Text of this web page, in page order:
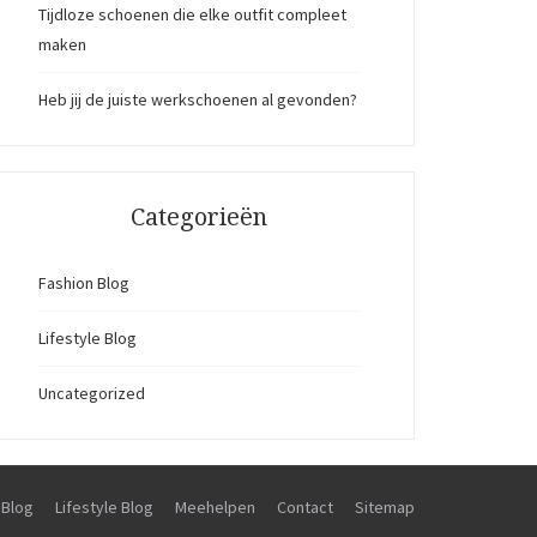
Tijdloze schoenen die elke outfit compleet
maken
Heb jij de juiste werkschoenen al gevonden?
Categorieën
Fashion Blog
Lifestyle Blog
Uncategorized
Lifestyle Blog Meehelpen Contact Sitemap